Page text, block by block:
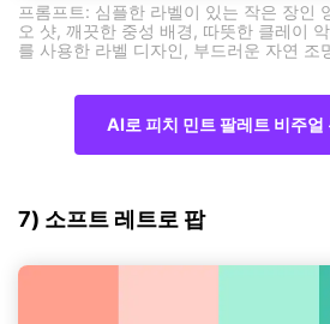
프롬프트: 심플한 라벨이 있는 작은 장인
오 샷, 깨끗한 중성 배경, 따뜻한 클레이
를 사용한 라벨 디자인, 부드러운 자연
AI로 피치 민트 팔레트 비주얼
7) 소프트 레트로 팝